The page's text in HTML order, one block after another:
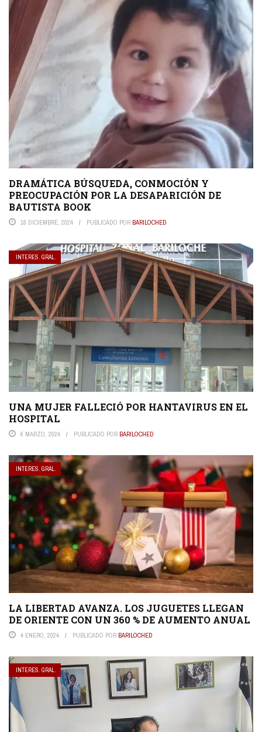
DRAMÁTICA BÚSQUEDA, CONMOCIÓN Y
PREOCUPACIÓN POR LA DESAPARICIÓN DE
BAUTISTA BOOK
18 DICIEMBRE, 2024 PUBLICADO POR BARILOCHED
INTERES. GRAL.
UNA MUJER FALLECIÓ POR HANTAVIRUS EN EL
HOSPITAL
6 MARZO, 2024 PUBLICADO POR BARILOCHED
INTERES. GRAL.
LA LIBERTAD AVANZA. LOS JUGUETES LLEGAN
DE ORIENTE CON UN 360 % DE AUMENTO ANUAL
4 ENERO, 2024 PUBLICADO POR BARILOCHED
INTERES. GRAL.